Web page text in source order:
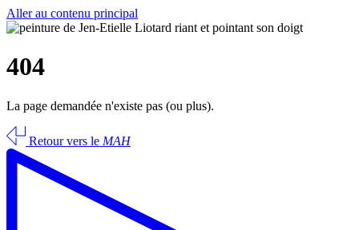
Aller au contenu principal
404
La page demandée n'existe pas (ou plus).
Retour vers le MAH